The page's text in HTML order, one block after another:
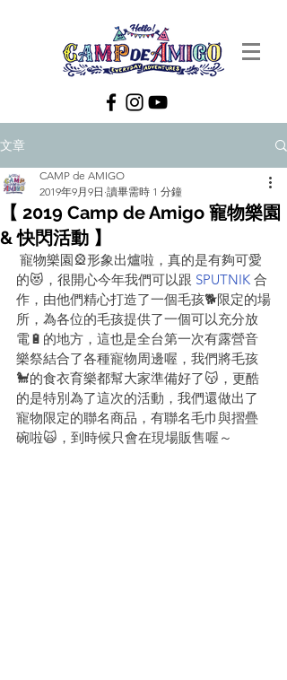
文章
【 2019 Camp de Amigo 寵物樂園
& 快閃活動 】
CAMP de AMIGO
2019年9月9日 讀畢需時 1 分鐘
的😻，很開心今年我們可以跟 SPUTNIK 合
作，由他們精心打造了一個毛孩🐕限定的場
所，為各位的毛孩提供了一個可以充分放
電🔋的地方，這也是全台第一次有露營音
樂祭結合了各種寵物周邊喔，我們將毛孩
🐩的食衣育樂都幫大家準備好了😽，更酷
的是特別為了這次的活動，我們還做出了
寵物限定的聯名商品，有聯名毛巾與摺疊
碗啦🙀，到時候只會在現場販售喔～